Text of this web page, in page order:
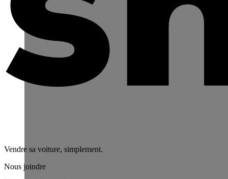
Vendre sa voiture, simplement.
Nous joindre